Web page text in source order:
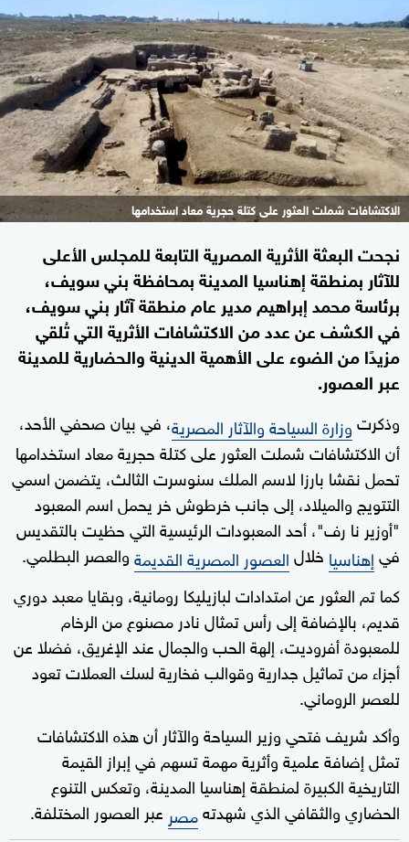
الاكتشافات شملت العثور على كتلة حجرية معاد استخدامها
نجحت البعثة الأثرية المصرية التابعة للمجلس الأعلى
للآثار بمنطقة إهناسيا المدينة بمحافظة بني سويف،
برئاسة محمد إبراهيم مدير عام منطقة آثار بني سويف،
في الكشف عن عدد من الاكتشافات الأثرية التي تُلقي
مزيدًا من الضوء على الأهمية الدينية والحضارية للمدينة
عبر العصور.
وذكرتوزارة السياحة والآثار المصرية، في بيان صحفي الأحد،
أن الاكتشافات شملت العثور على كتلة حجرية معاد استخدامها
تحمل نقشا بارزا لاسم الملك سنوسرت الثالث، يتضمن اسمي
التتويج والميلاد، إلى جانب خرطوش خر يحمل اسم المعبود
"أوزير نا رف"، أحد المعبودات الرئيسية التي حظيت بالتقديس
فيإهناسيا خلالالعصور المصرية القديمةوالعصر البطلمي.
كما تم العثور عن امتدادات لبازيليكا رومانية، وبقايا معبد دوري
قديم، بالإضافة إلى رأس تمثال نادر مصنوع من الرخام
للمعبودة أفروديت، إلهة الحب والجمال عند الإغريق، فضلا عن
أجزاء من تماثيل جدارية وقوالب فخارية لسك العملات تعود
للعصر الروماني.
وأكد شريف فتحي وزير السياحة والآثار أن هذه الاكتشافات
تمثل إضافة علمية وأثرية مهمة تسهم في إبراز القيمة
التاريخية الكبيرة لمنطقة إهناسيا المدينة، وتعكس التنوع
الحضاري والثقافي الذي شهدتهمصر عبر العصور المختلفة.